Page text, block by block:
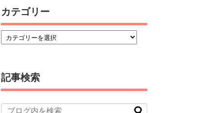
カテゴリー
記事検索